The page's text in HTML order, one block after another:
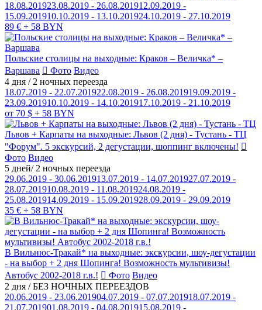
18.08.201923.08.2019 - 26.08.201912.09.2019 -
15.09.201910.10.2019 - 13.10.201924.10.2019 - 27.10.2019
89 € + 58 BYN
Польские столицы на выходные: Краков – Величка* –
Варшава
Фото Видео
4 дня / 2 ночных переезда
18.07.2019 - 22.07.201922.08.2019 - 26.08.201919.09.2019 -
23.09.201910.10.2019 - 14.10.201917.10.2019 - 21.10.2019
от 70 $ + 58 BYN
Львов + Карпаты на выходные: Львов (2 дня) - Тустань - ТЦ
"Форум". 5 экскурсий, 2 дегустации, шоппинг включены!
Фото Видео
5 дней/ 2 ночных переезда
29.06.2019 - 30.06.201913.07.2019 - 14.07.201927.07.2019 -
28.07.201910.08.2019 - 11.08.201924.08.2019 -
25.08.201914.09.2019 - 15.09.201928.09.2019 - 29.09.2019
35 € + 58 BYN
В Вильнюс-Тракай* на выходные: экскурсии, шоу-дегустации
- на выбор + 2 дня Шопинга! Возможность мультивизы!
Автобус 2002-2018 г.в.!
Фото Видео
2 дня / БЕЗ НОЧНЫХ ПЕРЕЕЗДОВ
20.06.2019 - 23.06.201904.07.2019 - 07.07.201918.07.2019 -
21.07.201901.08.2019 - 04.08.201915.08.2019 -